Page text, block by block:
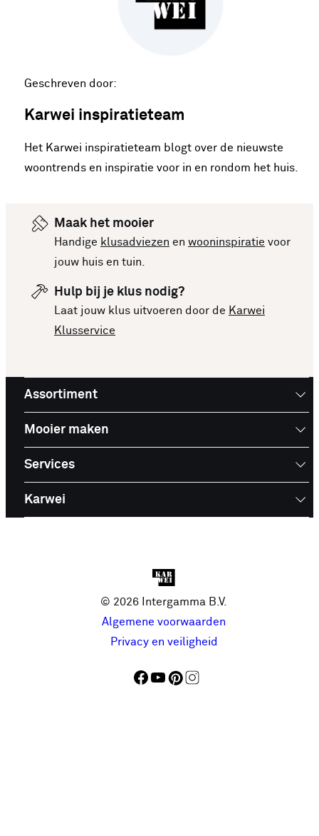
Geschreven door:
Karwei inspiratieteam
Het Karwei inspiratieteam blogt over de nieuwste
woontrends en inspiratie voor in en rondom het huis.
Maak het mooier
Handige klusadviezen en wooninspiratie voor
jouw huis en tuin.
Hulp bij je klus nodig?
Laat jouw klus uitvoeren door de Karwei
Klusservice
Assortiment
Mooier maken
Services
Karwei
© 2026 Intergamma B.V.
Algemene voorwaarden
Privacy en veiligheid